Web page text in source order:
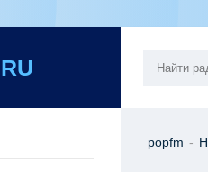
popfm -